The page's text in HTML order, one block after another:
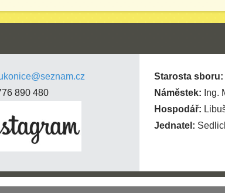
890 480
Starosta sboru:
Náměstek: Ing.
Hospodář:
Jednatel: